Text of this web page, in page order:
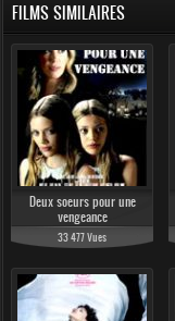
FILMS SIMILAIRES
Deux soeurs pour une
vengeance
33 477 Vues